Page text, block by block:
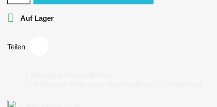
 Auf Lager
Teilen